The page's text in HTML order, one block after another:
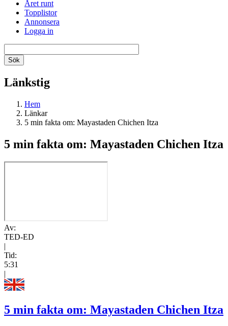
Året runt
Topplistor
Annonsera
Logga in
Länkstig
Hem
Länkar
5 min fakta om: Mayastaden Chichen Itza
5 min fakta om: Mayastaden Chichen Itza
Av:
TED-ED
|
Tid:
5:31
|
5 min fakta om: Mayastaden Chichen Itza